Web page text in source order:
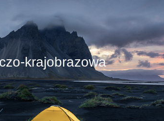
krajobrazowa